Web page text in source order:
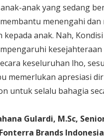
anak yang sedang
menengahi dan
kepada anak. Nah,
kesejahteraan
keseluruhan lho,
memerlukan apresiasi
untuk selalu bahagia
Gulardi, M.Sc,
Brands Indonesia